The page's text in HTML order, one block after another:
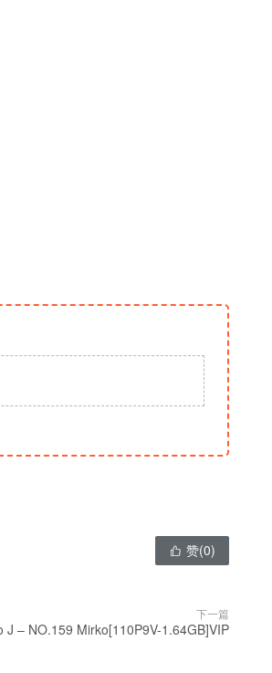
 赞(0)
下一篇
J – NO.159 Mirko[110P9V-1.64GB]VIP